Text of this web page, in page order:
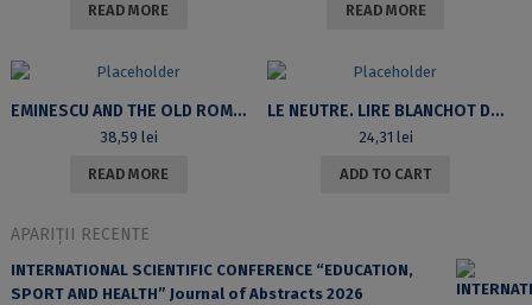
READ MORE READ MORE
EMINESCU AND THE OLD ROMANIAN LITERATURE. UNIVERSALISM, VISIONARISM, AND LITERARY IMAGISTIC
38,59 lei
READ MORE
LE NEUTRE. LIRE BLANCHOT DANS LES TRACES DE LEVINAS ET DERRIDA
24,31 lei
ADD TO CART
APARIȚII RECENTE
INTERNATIONAL SCIENTIFIC CONFERENCE “EDUCATION,
SPORT AND HEALTH” Journal of Abstracts 2026